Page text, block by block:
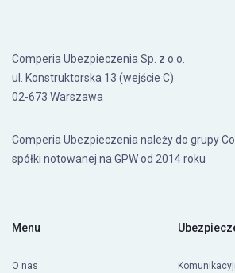
Comperia Ubezpieczenia Sp. z o.o.
ul. Konstruktorska 13 (wejście C)
02-673 Warszawa
Comperia Ubezpieczenia należy do grupy
spółki notowanej na GPW od 2014 roku
Menu
O nas